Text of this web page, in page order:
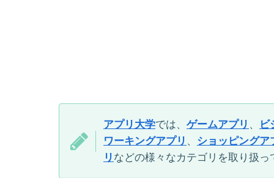
アプリ大学では、 ゲームアプリ 、
ビ
ワーキングアプリ 、 ショッピングア
リ などの様々なカテゴリを取り扱